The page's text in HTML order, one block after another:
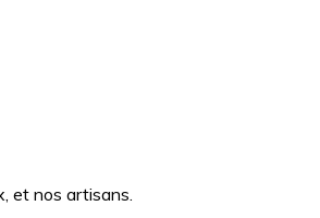
et nos artisans.